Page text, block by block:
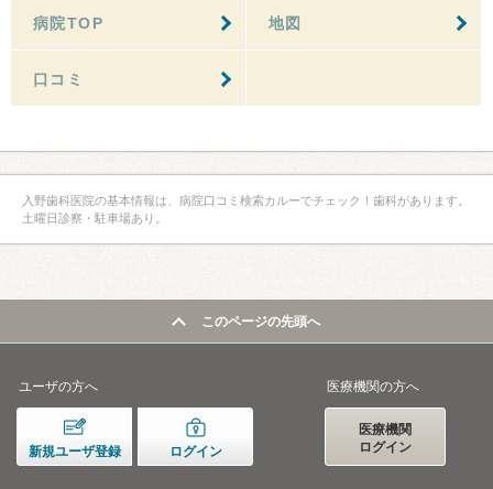
病院TOP 地図
口コミ
入野歯科医院の基本情報は、病院口コミ検索カルーでチェック！歯科があります。
土曜日診察・駐車場あり。
このページの先頭へ
ユーザの方へ
新規ユーザ登録 ログイン
医療機関の方へ
医療機関
ログイン